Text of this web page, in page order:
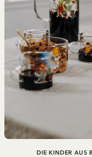
DIE KINDER AUS